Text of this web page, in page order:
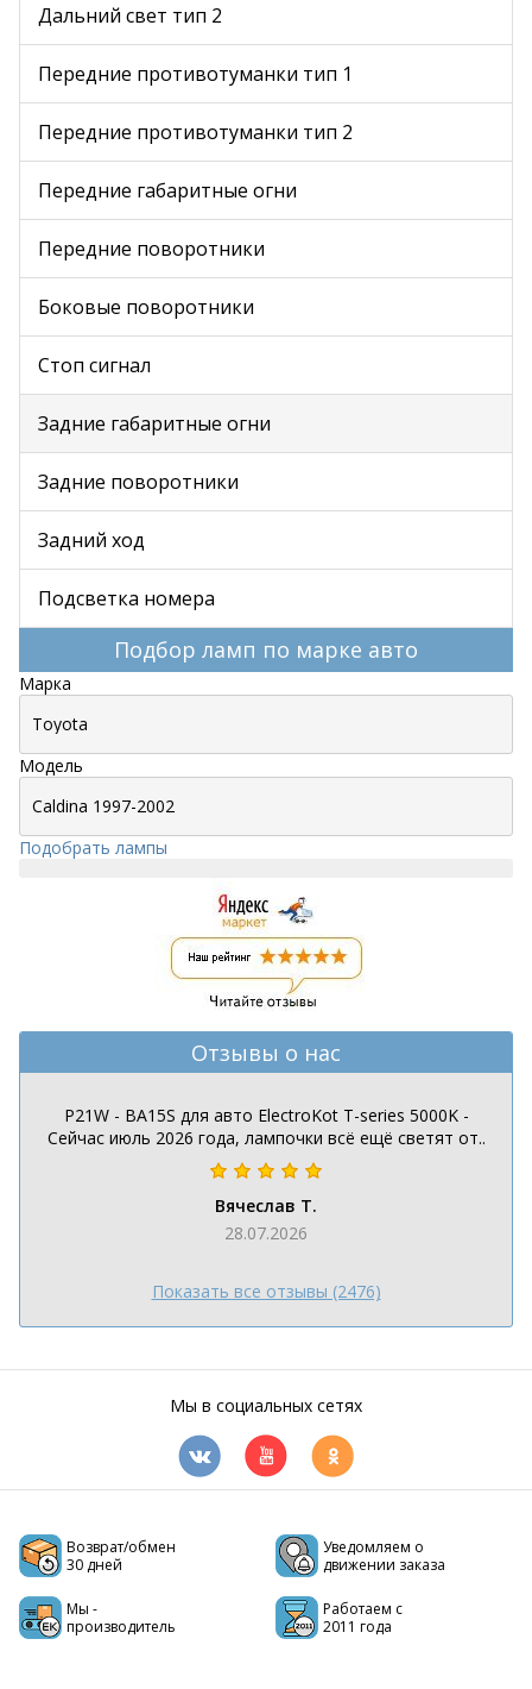
Дальний свет тип 2
Передние противотуманки тип 1
Передние противотуманки тип 2
Передние габаритные огни
Передние поворотники
Боковые поворотники
Стоп сигнал
Задние габаритные огни
Задние поворотники
Задний ход
Подсветка номера
Подбор ламп по марке авто
Марка
Модель
Подобрать лампы
Отзывы о нас
P21W - BA15S для авто ElectroKot T-series 5000K -
Сейчас июль 2026 года, лампочки всё ещё светят от..
Вячеслав Т.
28.07.2026
Показать все отзывы (2476)
Мы в социальных сетях
Возврат/обмен
30 дней
Уведомляем о
движении заказа
Мы -
производитель
Работаем с
2011 года